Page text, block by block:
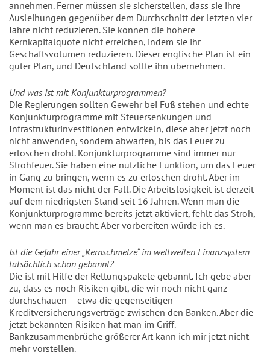
annehmen. Ferner müssen sie sicherstellen, dass sie ihre
Ausleihungen gegenüber dem Durchschnitt der letzten vier
Jahre nicht reduzieren. Sie können die höhere
Kernkapitalquote nicht erreichen, indem sie ihr
Geschäftsvolumen reduzieren. Dieser englische Plan ist ein
guter Plan, und Deutschland sollte ihn übernehmen.
Und was ist mit Konjunkturprogrammen?
Die Regierungen sollten Gewehr bei Fuß stehen und echte
Konjunkturprogramme mit Steuersenkungen und
Infrastrukturinvestitionen entwickeln, diese aber jetzt noch
nicht anwenden, sondern abwarten, bis das Feuer zu
erlöschen droht. Konjunkturprogramme sind immer nur
Strohfeuer. Sie haben eine nützliche Funktion, um das Feuer
in Gang zu bringen, wenn es zu erlöschen droht. Aber im
Moment ist das nicht der Fall. Die Arbeitslosigkeit ist derzeit
auf dem niedrigsten Stand seit 16 Jahren. Wenn man die
Konjunkturprogramme bereits jetzt aktiviert, fehlt das Stroh,
wenn man es braucht. Aber vorbereiten würde ich es.
Ist die Gefahr einer „Kernschmelze“ im weltweiten Finanzsystem
tatsächlich schon gebannt?
Die ist mit Hilfe der Rettungspakete gebannt. Ich gebe aber
zu, dass es noch Risiken gibt, die wir noch nicht ganz
durchschauen – etwa die gegenseitigen
Kreditversicherungsverträge zwischen den Banken. Aber die
jetzt bekannten Risiken hat man im Griff.
Bankzusammenbrüche größerer Art kann ich mir jetzt nicht
mehr vorstellen.